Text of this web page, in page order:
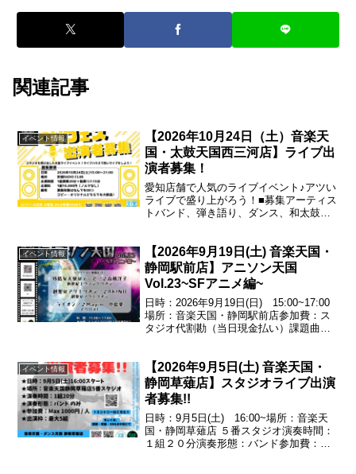
関連記事
イベント情報
【2026年10月24日（土）音楽天
国・太鼓天国西三河店】ライブ出
演者募集！
愛知店舗で人気のライブイベント♪アツい
ライブで盛り上がろう！■募集アーティス
トバンド、弾き語り、ダンス、和太鼓な
+転換リハ15分）■場所安城RADIO
CLUB■...
イベント情報
【2026年9月19日(土) 音楽天国・
静岡駅前店】アニソン天国
Vol.23~SFアニメ編~
日時：2026年9月19日(日) 15:00~17:00
場所：音楽天国・静岡駅前店参加費：ス
タジオ代割勘（当日現金払い）課題曲残
♪AKINO（創聖のアクエリオン）ライ...
イベント情報
【2026年9月5日(土) 音楽天国・
静岡草薙店】スタジオライブ出演
者募集!!
日時：9月5日(土) 16:00~場所：音楽天
国・静岡草薙店 ５番スタジオ演奏時間：
１組２０分演奏形態：バンド参加費：